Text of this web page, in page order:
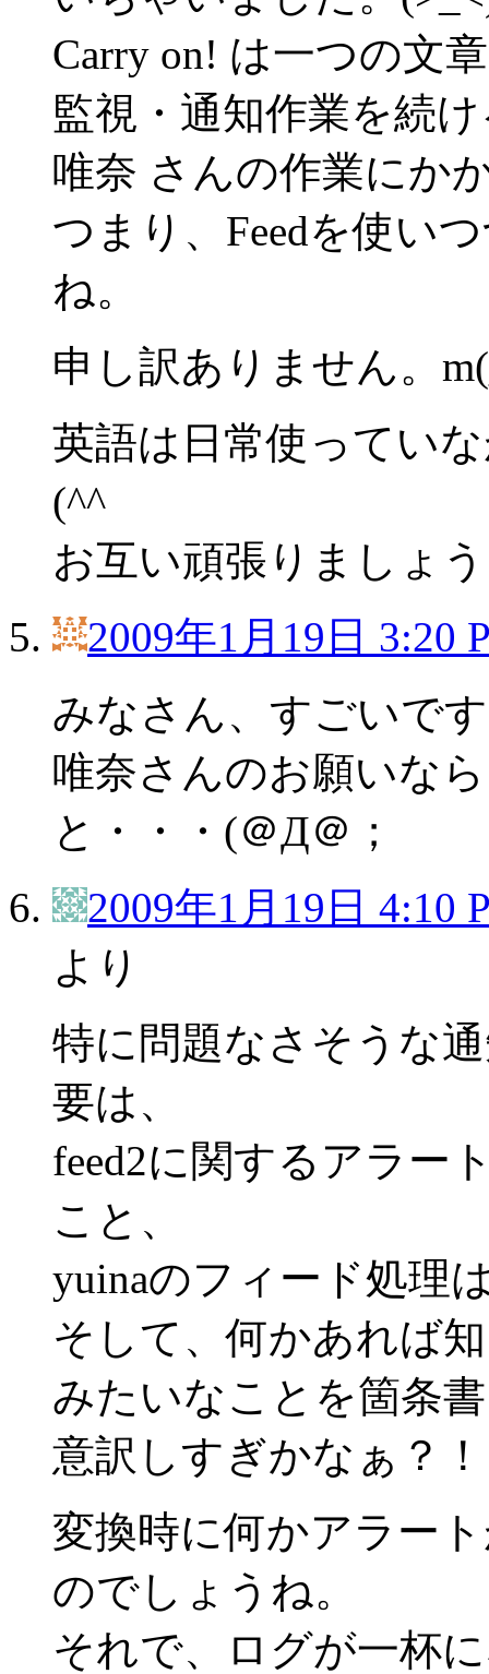
Carry on! は一つの文
監視・通知作業を続
唯奈 さんの作業にか
つまり、Feedを使い
ね。
申し訳ありません。
英語は日常使ってい
(^^ゞ
お互い頑張りましょ
2009年1月19日 3:20
みなさん、すごいで
唯奈さんのお願いな
と・・・(＠Д＠；
2009年1月19日 4:10
より
特に問題なさそうな
要は、
feed2に関するアラー
こと、
yuinaのフィード処理
そして、何かあれば
みたいなことを箇条
意訳しすぎかなぁ？！
変換時に何かアラー
のでしょうね。
それで、ログが一杯